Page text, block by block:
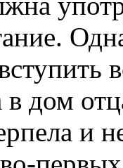
в дом
и